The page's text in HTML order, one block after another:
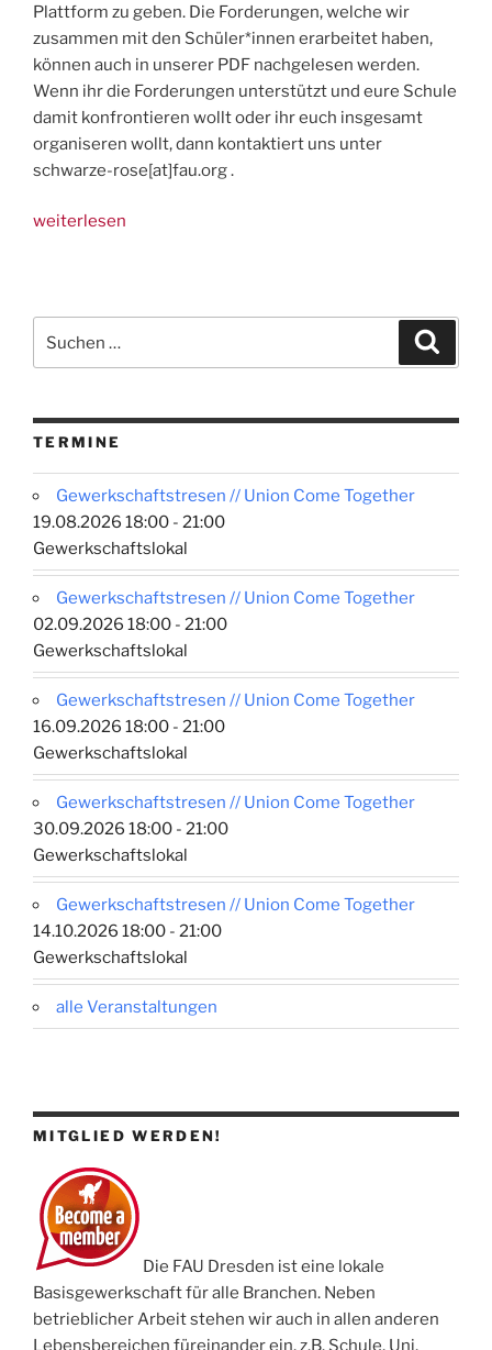
Plattform zu geben. Die Forderungen, welche wir
zusammen mit den Schüler*innen erarbeitet haben,
können auch in unserer PDF nachgelesen werden.
Wenn ihr die Forderungen unterstützt und eure Schule
damit konfrontieren wollt oder ihr euch insgesamt
organiseren wollt, dann kontaktiert uns unter
schwarze-rose[at]fau.org .
„Feministischer
weiterlesen
nach:
TERMINE
Gewerkschaftstresen // Union Come Together
19.08.2026 18:00 - 21:00
Gewerkschaftslokal
Gewerkschaftstresen // Union Come Together
02.09.2026 18:00 - 21:00
Gewerkschaftslokal
Gewerkschaftstresen // Union Come Together
16.09.2026 18:00 - 21:00
Gewerkschaftslokal
Gewerkschaftstresen // Union Come Together
30.09.2026 18:00 - 21:00
Gewerkschaftslokal
Gewerkschaftstresen // Union Come Together
14.10.2026 18:00 - 21:00
Gewerkschaftslokal
alle Veranstaltungen
MITGLIED WERDEN!
Die FAU Dresden ist eine lokale
Basisgewerkschaft für alle Branchen. Neben
betrieblicher Arbeit stehen wir auch in allen anderen
Lebensbereichen füreinander ein, z.B. Schule, Uni,